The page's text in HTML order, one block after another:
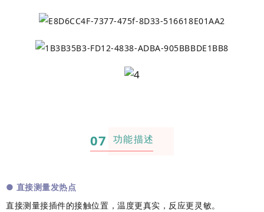
07 功能描述
● 直接测量发热点
直接测量接插件的接触位置，温度更真实，反应更灵敏。